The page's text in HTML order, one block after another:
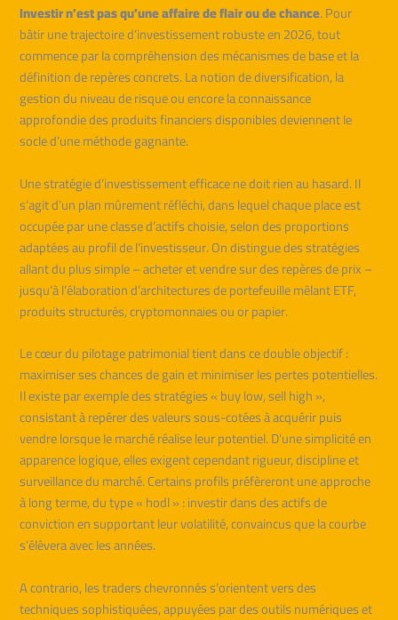
Investir n’est pas qu’une affaire de flair ou de chance. Pour
bâtir une trajectoire d’investissement robuste en 2026, tout
commence par la compréhension des mécanismes de base et la
définition de repères concrets. La notion de diversification, la
gestion du niveau de risque ou encore la connaissance
approfondie des produits financiers disponibles deviennent le
socle d’une méthode gagnante.
Une stratégie d’investissement efficace ne doit rien au hasard. Il
s’agit d’un plan mûrement réfléchi, dans lequel chaque place est
occupée par une classe d’actifs choisie, selon des proportions
adaptées au profil de l’investisseur. On distingue des stratégies
allant du plus simple – acheter et vendre sur des repères de prix –
jusqu’à l’élaboration d’architectures de portefeuille mêlant ETF,
produits structurés, cryptomonnaies ou or papier.
Le cœur du pilotage patrimonial tient dans ce double objectif :
maximiser ses chances de gain et minimiser les pertes potentielles.
Il existe par exemple des stratégies « buy low, sell high »,
consistant à repérer des valeurs sous-cotées à acquérir puis
vendre lorsque le marché réalise leur potentiel. D’une simplicité en
apparence logique, elles exigent cependant rigueur, discipline et
surveillance du marché. Certains profils préfèreront une approche
à long terme, du type « hodl » : investir dans des actifs de
conviction en supportant leur volatilité, convaincus que la courbe
s’élèvera avec les années.
A contrario, les traders chevronnés s’orientent vers des
techniques sophistiquées, appuyées par des outils numériques et